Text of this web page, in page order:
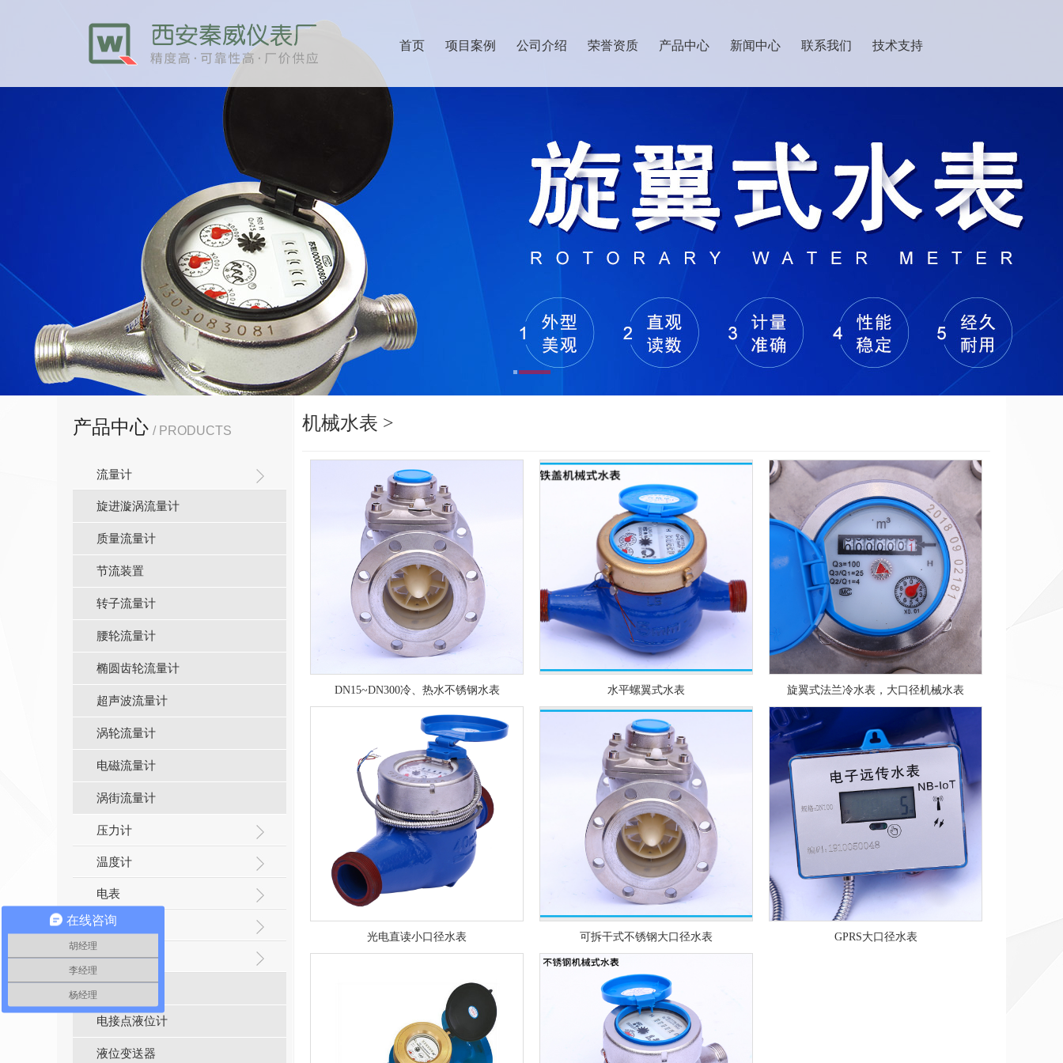
首页 项目案例 公司介绍 荣誉资质 产品中心 新闻中心 联系我们 技术支持
产品中心 / PRODUCTS
流量计
旋进漩涡流量计
质量流量计
节流装置
转子流量计
腰轮流量计
椭圆齿轮流量计
超声波流量计
涡轮流量计
电磁流量计
涡街流量计
压力计
温度计
电表
热计量表
液位计
电接点液位计
液位变送器
机械水表 >
DN15~DN300冷、热水不锈钢水表 水平螺翼式水表 旋翼式法兰冷水表，大口径机械水表
光电直读小口径水表 可拆干式不锈钢大口径水表 GPRS大口径水表
在线咨询
胡经理
李经理
杨经理